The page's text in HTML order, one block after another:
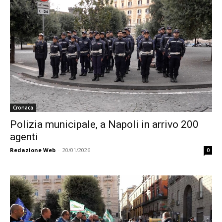
Cronaca
Polizia municipale, a Napoli in arrivo 200
agenti
Redazione Web - 20/01/2026 0